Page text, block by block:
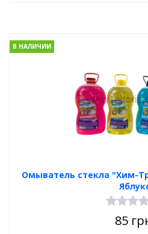
Омыватель стекла "Хим-
В НАЛИЧИИ
85